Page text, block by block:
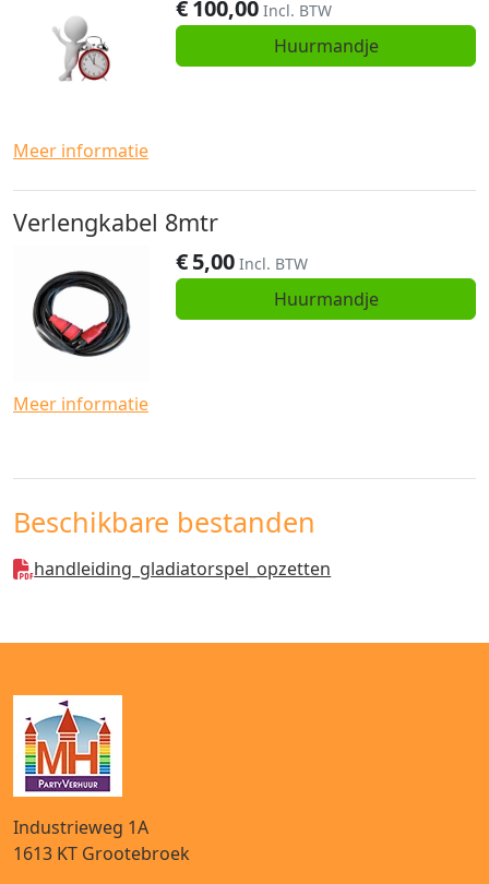
€100,00 Incl. BTW
Huurmandje
Meer informatie
Verlengkabel 8mtr
€5,00 Incl. BTW
Huurmandje
Meer informatie
Beschikbare bestanden
handleiding_gladiatorspel_opzetten
Industrieweg 1A
1613 KT Grootebroek